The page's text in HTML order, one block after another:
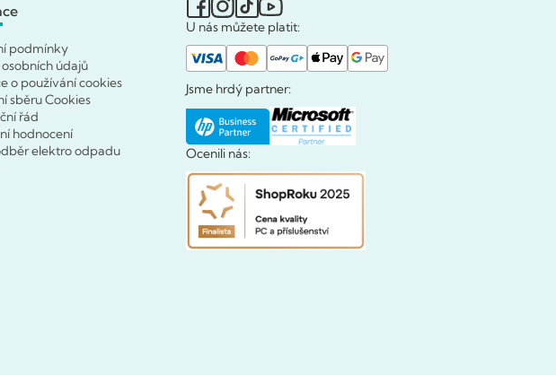
podmínky
údajů
o používání cookies
sběru Cookies
řád
hodnocení
elektro odpadu
U nás můžete platit:
Jsme hrdý partner:
Ocenili nás: